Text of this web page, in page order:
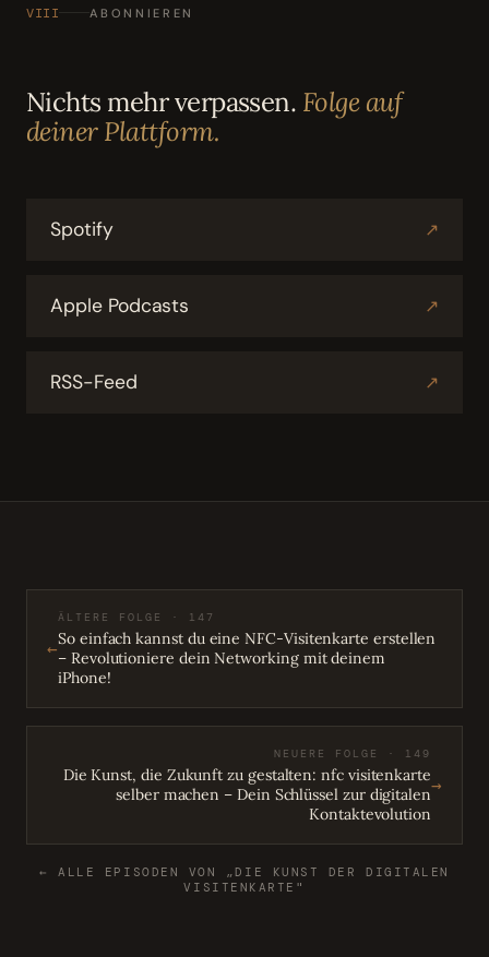
VIII ABONNIEREN
Nichts mehr verpassen. Folge auf
deiner Plattform.
Spotify ↗
Apple Podcasts ↗
RSS-Feed ↗
←
ÄLTERE FOLGE · 147
So einfach kannst du eine NFC-Visitenkarte erstellen
– Revolutioniere dein Networking mit deinem
iPhone!
NEUERE FOLGE · 149
Die Kunst, die Zukunft zu gestalten: nfc visitenkarte
selber machen – Dein Schlüssel zur digitalen
Kontaktevolution
→
← ALLE EPISODEN VON „DIE KUNST DER DIGITALEN
VISITENKARTE"